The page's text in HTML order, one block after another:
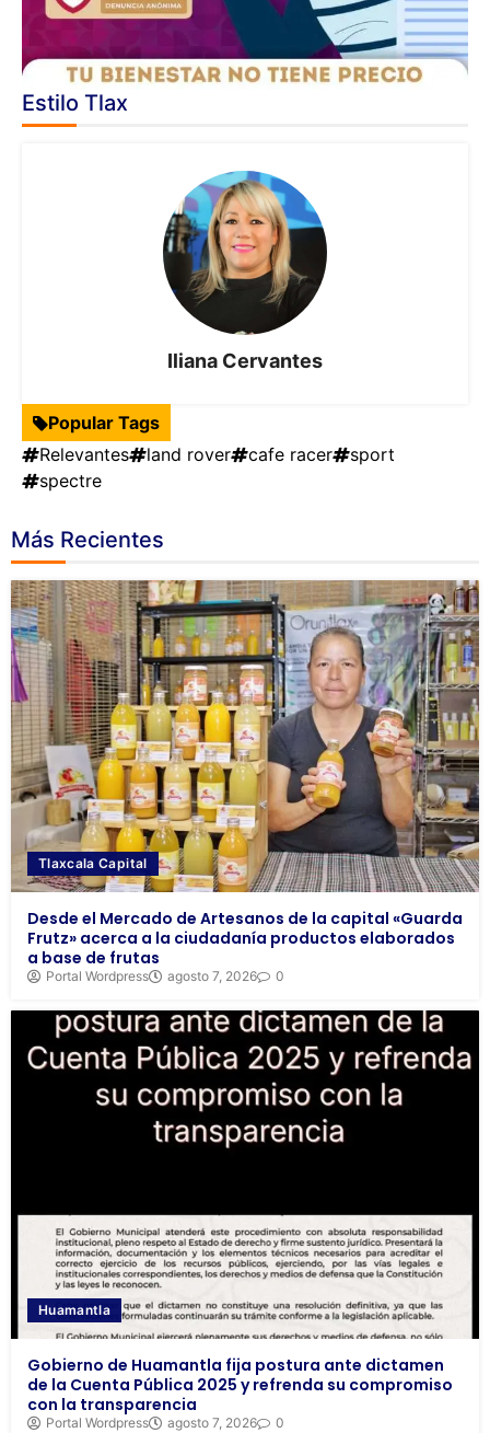
Estilo Tlax
Iliana Cervantes
Popular Tags
Relevantes
land rover cafe racer
sport
spectre
Más Recientes
Tlaxcala Capital
Desde el Mercado de Artesanos de la capital «Guarda
Frutz» acerca a la ciudadanía productos elaborados
a base de frutas
Portal Wordpress agosto 7, 2026 0
Huamantla
Gobierno de Huamantla fija postura ante dictamen
de la Cuenta Pública 2025 y refrenda su compromiso
con la transparencia
Portal Wordpress agosto 7, 2026 0